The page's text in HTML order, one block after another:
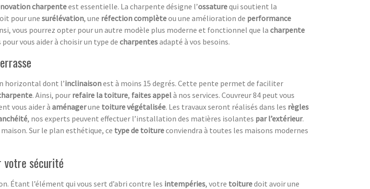
charpenteest essentielle. La charpente désigne l’ossaturequi soutient la
pour unesurélévation, une réfection complèteou une amélioration de performance
vous pourrez opter pour un autre modèle plus moderne et fonctionnel que lacharpente
vous aider à choisir un type decharpentesadapté à vos besoins.
horizontal dont l’inclinaisonest à moins 15 degrés. Cette pente permet de faciliter
. Ainsi, pour refaire la toiture, faites appelà nos services. Couvreur 84 peut vous
vous aider àaménagerune toiture végétalisée. Les travaux seront réalisés dans les règles
, nos experts peuvent effectuer l’installation des matières isolantes par l’extérieur.
Sur le plan esthétique, ce type de toitureconviendra à toutes les maisons modernes
votre sécurité
Étant l’élément qui vous sert d’abri contre les intempéries, votre toituredoit avoir une